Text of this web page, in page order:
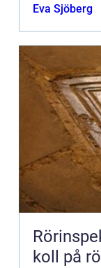
Eva Sjöberg
koll på